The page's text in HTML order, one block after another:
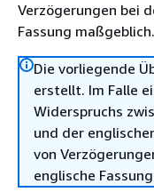
Verzögerungen bei
Fassung maßgeblich.
Die vorliegende
erstellt. Im Falle
Widerspruchs
und der
von
englische